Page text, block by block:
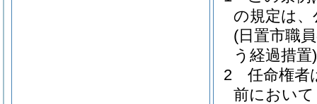
の規定は
(日置市職
う経過措置)
2
任命権者
前におい